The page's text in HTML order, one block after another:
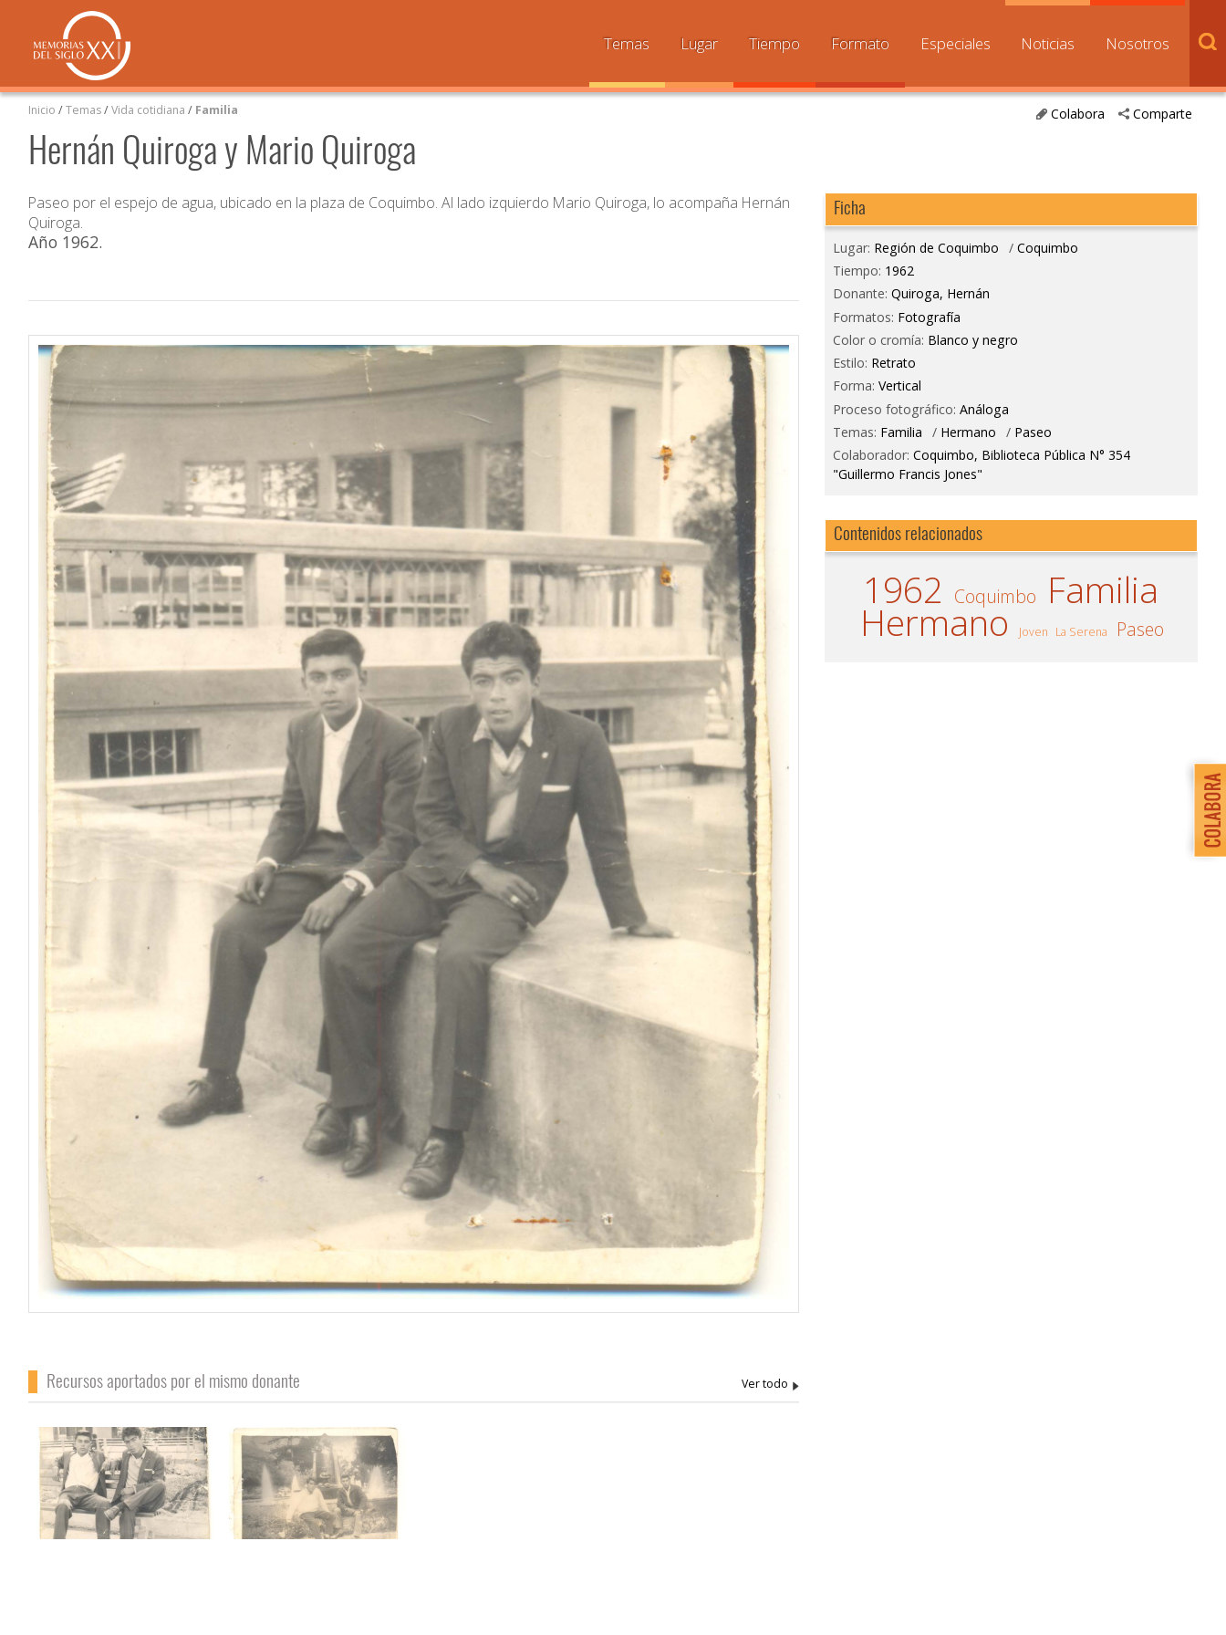
Temas Lugar Tiempo Formato Especiales Noticias Nosotros
Comparte
Colabora
Inicio /Temas/Vida cotidiana/ Familia
Hernán Quiroga y Mario Quiroga
Paseo por el espejo de agua, ubicado en la plaza de Coquimbo. Al lado izquierdo Mario Quiroga, lo acompaña Hernán
Quiroga.
Año 1962.
Recursos aportados por el mismo donante
Ficha
Lugar: Región de Coquimbo / Coquimbo
Tiempo: 1962
Donante: Quiroga, Hernán
Formatos: Fotografía
Color o cromía: Blanco y negro
Estilo: Retrato
Forma: Vertical
Proceso fotográfico: Análoga
Temas: Familia / Hermano / Paseo
Colaborador: Coquimbo, Biblioteca Pública N° 354
"Guillermo Francis Jones"
Contenidos relacionados
1962 Coquimbo Familia
Hermano Joven La Serena Paseo